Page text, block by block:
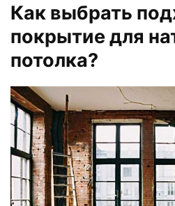
Как выбрать
покрытие для
потолка?